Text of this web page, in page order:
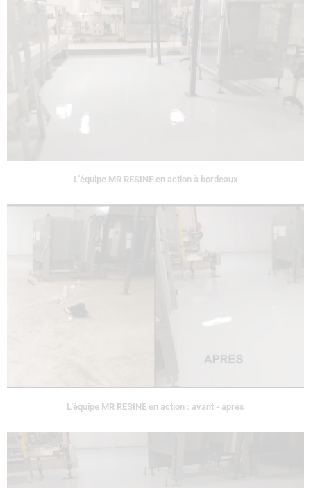
L'équipe MR RESINE en action à bordeaux
L'équipe MR RESINE en action : avant - après